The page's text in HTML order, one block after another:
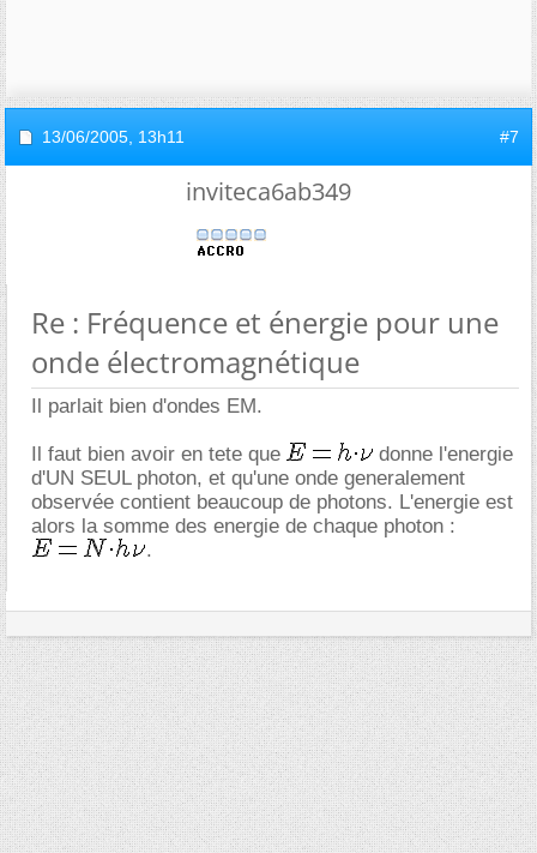
13/06/2005, 13h11 #7
inviteca6ab349
Re : Fréquence et énergie pour une
onde électromagnétique
Il parlait bien d'ondes EM.
Il faut bien avoir en tete que
donne l'energie
d'UN SEUL photon, et qu'une onde generalement
observée contient beaucoup de photons. L'energie est
alors la somme des energie de chaque photon :
.